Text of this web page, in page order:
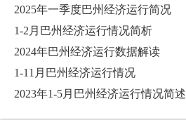
2025年一季度巴州经济运行简况
1-2月巴州经济运行情况简析
2024年巴州经济运行数据解读
1-11月巴州经济运行情况
2023年1-5月巴州经济运行情况简述